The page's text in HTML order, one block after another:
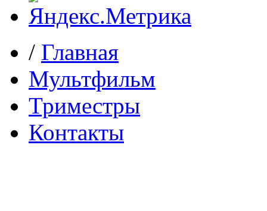
/ Главная
Мультфильм
Триместры
Контакты